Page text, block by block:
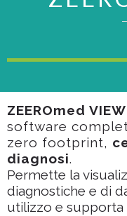
ZEEROmed VIEW
software
zero footprint,
diagnosi.
Permette la
diagnostiche e di
utilizzo e supporta